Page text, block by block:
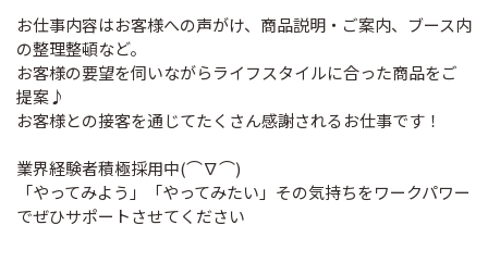
お仕事内容はお客様への声がけ、商品説明・ご案内、ブース内
の整理整頓など。
お客様の要望を伺いながらライフスタイルに合った商品をご
提案♪
お客様との接客を通じてたくさん感謝されるお仕事です！
業界経験者積極採用中(⌒∇⌒)
「やってみよう」「やってみたい」その気持ちをワークパワー
でぜひサポートさせてください